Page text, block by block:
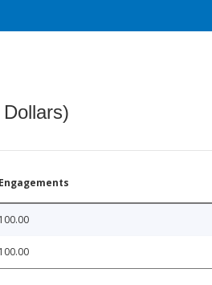
Engagements
100.00
100.00